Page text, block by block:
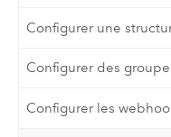
Configurer une
Configurer des
Configurer les